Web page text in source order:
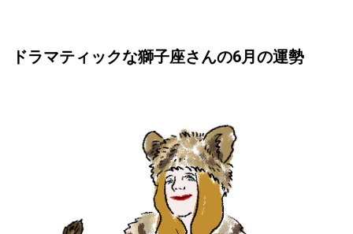
ドラマティックな獅子座さんの6月の運勢